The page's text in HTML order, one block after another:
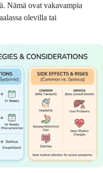
Nämä ovat vakavampia
olevilla tai